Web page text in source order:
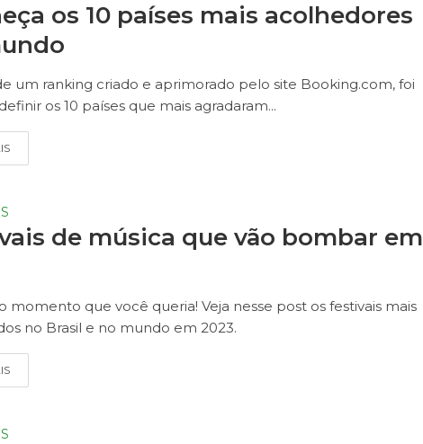
os 10 países mais acolhedores
um ranking criado e aprimorado pelo site Booking.com, foi
os 10 países que mais agradaram...
de música que vão bombar em
momento que você queria! Veja nesse post os festivais mais
no Brasil e no mundo em 2023.